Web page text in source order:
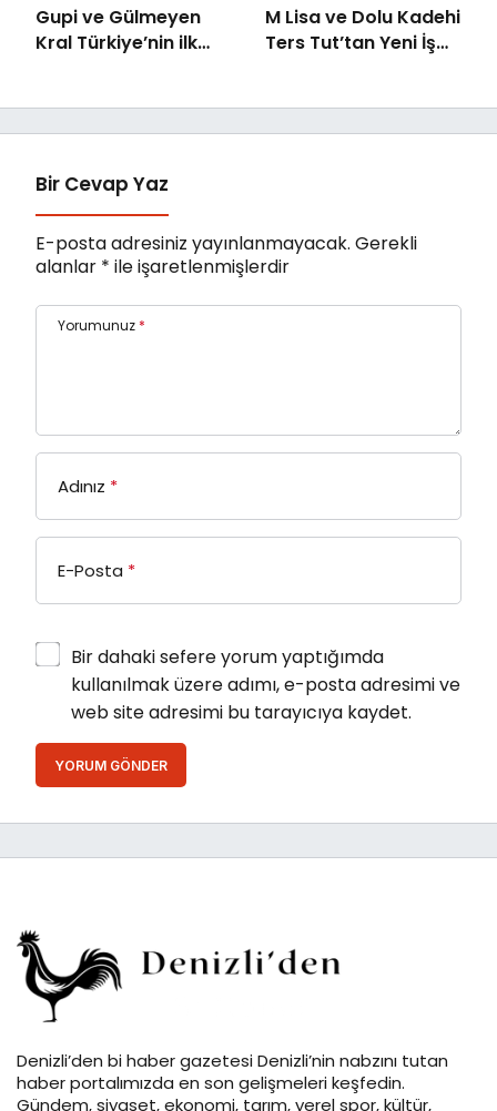
Gupi ve Gülmeyen
Kral Türkiye’nin ilk
M Lisa ve Dolu Kadehi
Ters Tut’tan Yeni İş
Bir Cevap Yaz
E-posta adresiniz yayınlanmayacak. Gerekli
alanlar * ile işaretlenmişlerdir
Yorumunuz *
Adınız *
E-Posta *
Bir dahaki sefere yorum yaptığımda
kullanılmak üzere adımı, e-posta adresimi ve
web site adresimi bu tarayıcıya kaydet.
YORUM GÖNDER
Denizli’den bi haber gazetesi Denizli’nin nabzını tutan
haber portalımızda en son gelişmeleri keşfedin.
Gündem, siyaset, ekonomi, tarım, yerel spor, kültür,